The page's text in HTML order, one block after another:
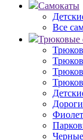
Самокаты
Все
Трюковые
Черные